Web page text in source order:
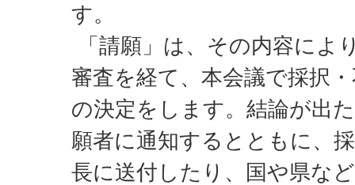
す。
「請願」は、その内容によ
審査を経て、本会議で採択
の決定をします。結論が出
願者に通知するとともに、
長に送付したり、国や県な